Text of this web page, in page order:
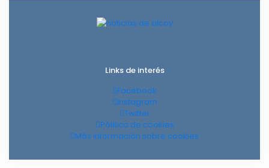
Links de interés
Facebook
Instagram
Twitter
Pólitica de cookies
Más información sobre cookies